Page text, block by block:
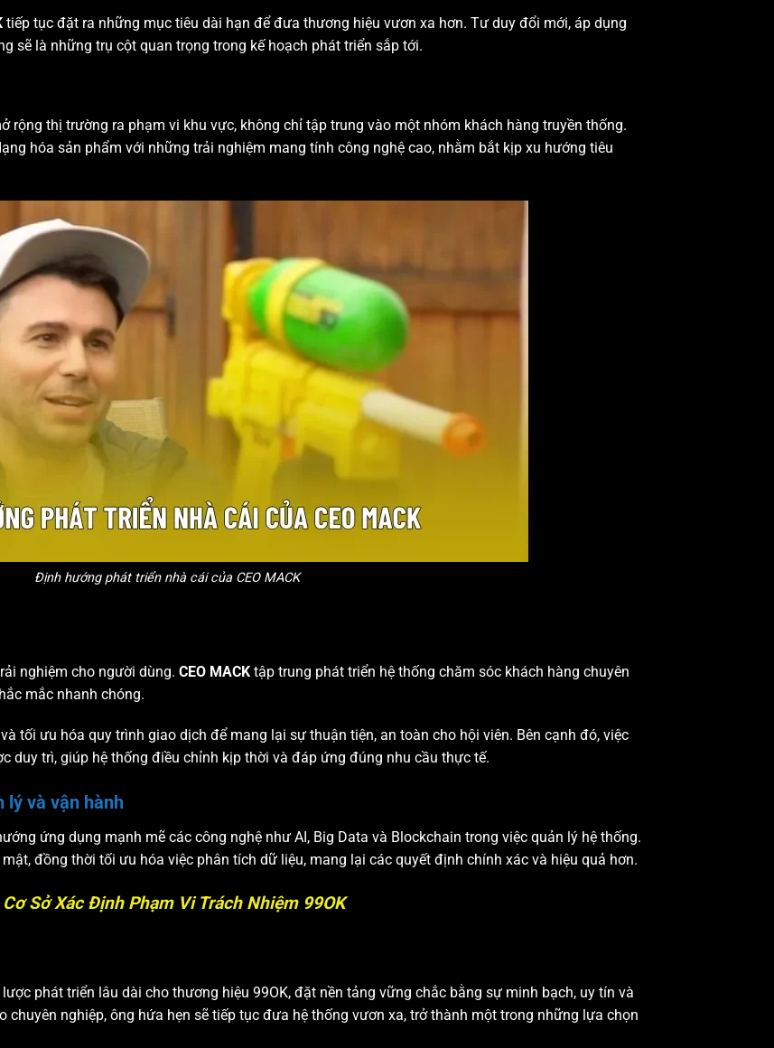
tiếp tục đặt ra những mục tiêu dài hạn để đưa thương hiệu vươn xa hơn. Tư duy đổi mới, áp dụng
sẽ là những trụ cột quan trọng trong kế hoạch phát triển sắp tới.
rộng thị trường ra phạm vi khu vực, không chỉ tập trung vào một nhóm khách hàng truyền thống.
hóa sản phẩm với những trải nghiệm mang tính công nghệ cao, nhằm bắt kịp xu hướng tiêu
Định hướng phát triển nhà cái của CEO MACK
nghiệm cho người dùng. CEO MACK tập trung phát triển hệ thống chăm sóc khách hàng chuyên
mắc nhanh chóng.
tối ưu hóa quy trình giao dịch để mang lại sự thuận tiện, an toàn cho hội viên. Bên cạnh đó, việc
duy trì, giúp hệ thống điều chỉnh kịp thời và đáp ứng đúng nhu cầu thực tế.
lý và vận hành
ứng dụng mạnh mẽ các công nghệ như AI, Big Data và Blockchain trong việc quản lý hệ thống.
đồng thời tối ưu hóa việc phân tích dữ liệu, mang lại các quyết định chính xác và hiệu quả hơn.
Sở Xác Định Phạm Vi Trách Nhiệm 99OK
phát triển lâu dài cho thương hiệu 99OK, đặt nền tảng vững chắc bằng sự minh bạch, uy tín và
nghiệp, ông hứa hẹn sẽ tiếp tục đưa hệ thống vươn xa, trở thành một trong những lựa chọn